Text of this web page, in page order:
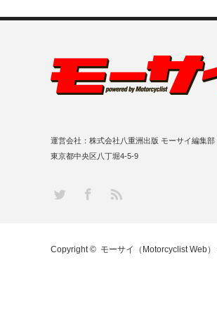
運営会社：株式会社八重洲出版 モーサイ編集部
東京都中央区八丁堀4-5-9
Twitter Facebook
RSS
Copyright © モーサイ（Motorcyclist Web）